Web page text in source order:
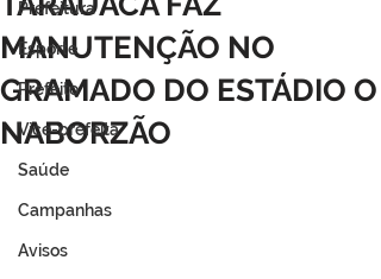
Prefeitura
Esporte
Prefeito
Vice-prefeita
Saúde
Campanhas
Avisos
MANUTENÇÃO NO
GRAMADO DO ESTÁDIO O
NABORZÃO